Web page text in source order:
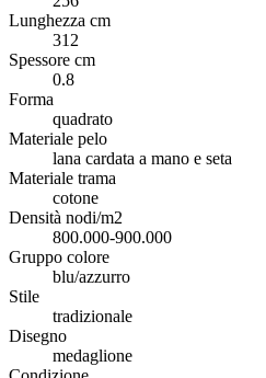
Lunghezza cm
312
Spessore cm
0.8
Forma
quadrato
Materiale pelo
lana cardata a mano e seta
Materiale trama
cotone
Densità nodi/m2
800.000-900.000
Gruppo colore
blu/azzurro
Stile
tradizionale
Disegno
medaglione